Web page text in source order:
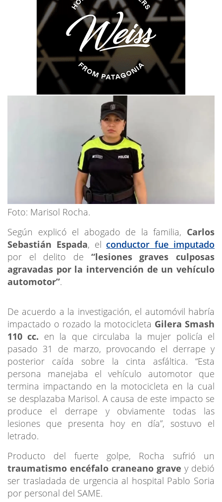
Foto: Marisol Rocha.
Según explicó el abogado de la familia, Carlos
Sebastián Espada, el conductor fue imputado
por el delito de “lesiones graves culposas
agravadas por la intervención de un vehículo
automotor”.
De acuerdo a la investigación, el automóvil habría
impactado o rozado la motocicleta Gilera Smash
110 cc. en la que circulaba la mujer policía el
pasado 31 de marzo, provocando el derrape y
posterior caída sobre la cinta asfáltica. “Esta
persona manejaba el vehículo automotor que
termina impactando en la motocicleta en la cual
se desplazaba Marisol. A causa de este impacto se
produce el derrape y obviamente todas las
lesiones que presenta hoy en día”, sostuvo el
letrado.
Producto del fuerte golpe, Rocha sufrió un
traumatismo encéfalo craneano grave y debió
ser trasladada de urgencia al hospital Pablo Soria
por personal del SAME.